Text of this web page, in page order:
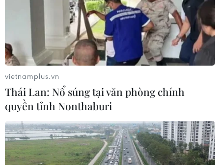
#Vinfast
#xe điện thông minh
#VinFast VF e34
#ôtô điện đầu tiên của Việt Nam
vietnamplus.vn
Thái Lan: Nổ súng tại văn phòng chính
quyền tỉnh Nonthaburi